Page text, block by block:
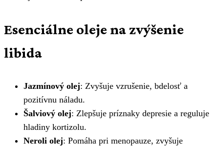
Esenciálne oleje na zvýšenie
libida
Jazmínový olej: Zvyšuje vzrušenie, bdelosť a
pozitívnu náladu.
Šalviový olej: Zlepšuje príznaky depresie a reguluje
hladiny kortizolu.
Neroli olej: Pomáha pri menopauze, zvyšuje